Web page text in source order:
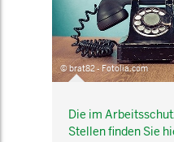
© brat82 - Fotolia.com
Die im
Stellen finden Sie